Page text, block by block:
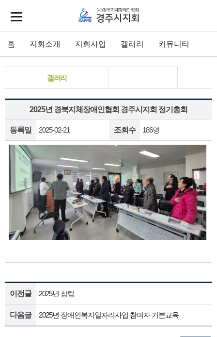
홈 지회소개 지회사업 갤러리 커뮤니티
갤러리
2025년 경북지체장애인협회 경주시지회 정기총회
등록일 2025-02-21 조회수 186명
이전글 2025년 창립
다음글 2025년 장애인복지일자리사업 참여자 기본교육